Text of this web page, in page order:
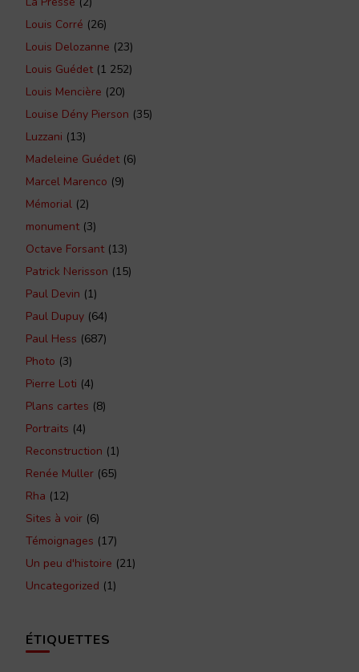
Louis Corré (26)
Louis Delozanne (23)
Louis Guédet(1 252)
Louis Mencière (20)
Louise Dény Pierson (35)
Luzzani (13)
Madeleine Guédet(6)
Marcel Marenco (9)
Mémorial (2)
monument(3)
Octave Forsant(13)
Patrick Nerisson (15)
Paul Devin (1)
Paul Dupuy (64)
Paul Hess (687)
Photo (3)
Pierre Loti (4)
Plans cartes (8)
Portraits (4)
Reconstruction (1)
Renée Muller (65)
Rha (12)
Sites à voir (6)
Témoignages (17)
Un peu d'histoire (21)
Uncategorized (1)
ÉTIQUETTES